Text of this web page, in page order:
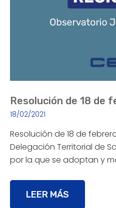
Resolución de 18 de
18/02/2021
Resolución de 18 de
Delegación Territorial de
por la que se adoptan y
LEER MÁS